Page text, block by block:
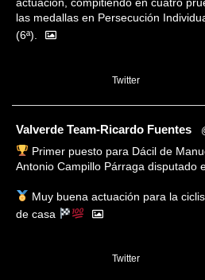
actuación, compitiendo en cuatro
las medallas en Persecución
(6ª).
Twitter
Valverde Team-Ricardo Fuentes
Primer puesto para Dácil de
Antonio Campillo Párraga disputado
Muy buena actuación para la
de casa
Twitter